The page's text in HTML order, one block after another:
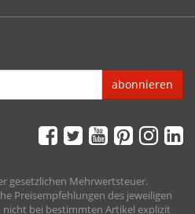
abonnieren
gesetzlichen Mehrwertsteuer.
Preisempfehlungen des jeweiligen
nicht bei bestimmten Artikel explizit